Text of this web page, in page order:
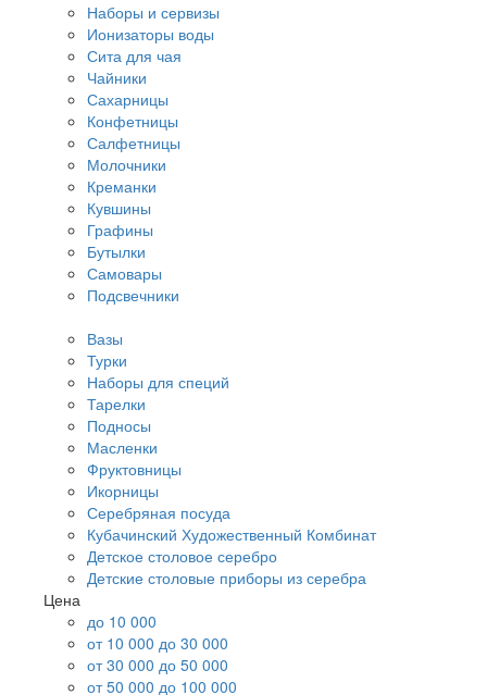
Наборы и сервизы
Ионизаторы воды
Сита для чая
Чайники
Сахарницы
Конфетницы
Салфетницы
Молочники
Креманки
Кувшины
Графины
Бутылки
Самовары
Подсвечники
Вазы
Турки
Наборы для специй
Тарелки
Подносы
Масленки
Фруктовницы
Икорницы
Серебряная посуда
Кубачинский Художественный Комбинат
Детское столовое серебро
Детские столовые приборы из серебра
Цена
до 10 000
от 10 000 до 30 000
от 30 000 до 50 000
от 50 000 до 100 000